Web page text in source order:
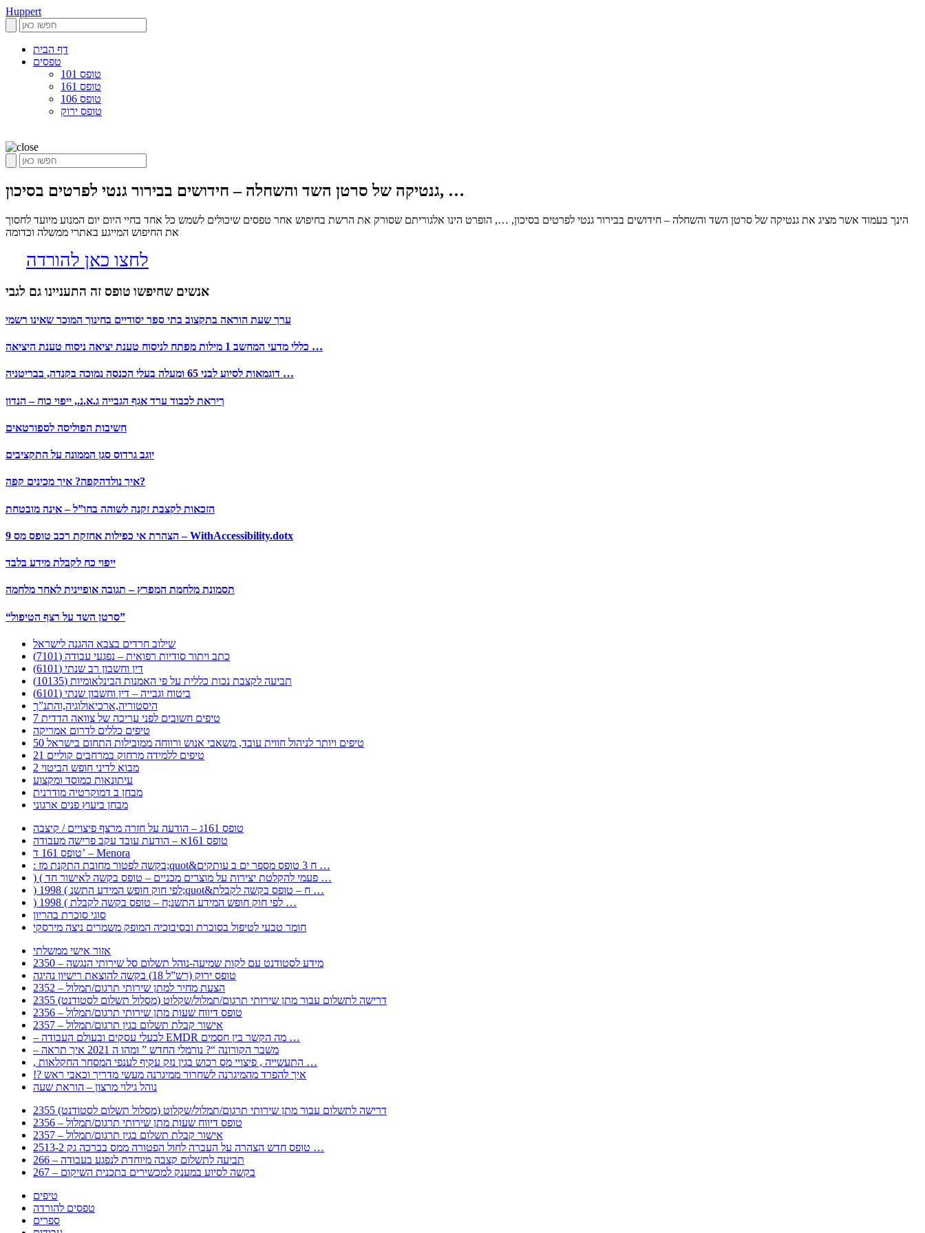
Huppert
דף הבית
טפסים
טופס 101
טופס 161
טופס 106
טופס ירוק
גנטיקה של סרטן השד והשחלה – חידושים בבירור גנטי לפרטים בסיכון, …
הינך בעמוד אשר מציג את גנטיקה של סרטן השד והשחלה – חידושים בבירור גנטי לפרטים בסיכון, …, הופרט הינו אלגוריתם שסורק את הרשת בחיפוש אחר טפסים שיכולים לשמש כל אחד בחיי היום יום המנוע מיועד לחסוך
את החיפוש המייגע באתרי ממשלה וכדומה
לחצו כאן להורדה
אנשים שחיפשו טופס זה התעניינו גם לגבי
ערך שעת הוראה בתקצוב בתי ספר יסודיים בחינוך המוכר שאינו רשמי
כללי מדעי המחשב 1 מילות מפתח לניסוח טענת יציאה ניסוח טענת היציאה …
דוגמאות לסיוע לבני 65 ומעלה בעלי הכנסה נמוכה בקנדה, בבריטניה …
ךיראת לכבוד ערד אגף הגבייה ג.א.נ., ייפוי כוח – הנדון
חשיבות הפוליסה לספורטאים
יוגב גרדוס סגן הממונה על התקציבים
איך נולדהקפה? איך מכינים קפה?
הזכאות לקצבת זקנה לשוהה בחו”ל – אינה מובטחת
הצהרת אי כפילות אחזקת רכב טופס מס 9 – WithAccessibility.dotx
ייפוי כח לקבלת מידע בלבד
תסמונת מלחמת המפרץ – תגובה אופיינית לאחר מלחמה
“סרטן השד על רצף הטיפול”
שילוב חרדים בצבא ההגנה לישראל
כתב ויתור סודיות רפואית – נפגעי עבודה (7101)
דין וחשבון רב שנתי (6101)
תביעה לקצבת נכות כללית על פי האמנות הבינלאומיות (10135)
ביטוח וגבייה – דין וחשבון שנתי (6101)
היסטוריה,ארכיאולוגיה,והתנ”ך
7 טיפים חשובים לפני עריכה של צוואה הדדית
טיפים כללים לדרום אמריקה
50 טיפים ויותר לניהול חווית עובד, משאבי אנוש ורווחה ממובילות התחום בישראל
21 טיפים ללמידה מרחוק במרחבים קוליים
מבוא לדיני חופש הביטוי 2
עיתונאות כמוסד ומקצוע
מבחן ב דמוקרטיה מודרנית
מבחן ביעוץ פנים ארגוני
טופס 161ג – הודעה על חזרה מרצף פיצויים / קיצבה
טופס 161א – הודעת עובד עקב פרישה מעבודה
טופס 161 ד’ – Menora
: בקשה לפטור מחובת התקנת מז;quot&ח 3 טופס מספר ים ב עותקים …
) ( פעמי להקלטת יצירות על מוצרים מכניים – טופס בקשה לאישור חד …
) 1998 ( לפי חוק חופש המידע התשנ;quot&ח – טופס בקשה לקבלת …
) 1998 ( לפי חוק חופש המידע התשנ;ח – טופס בקשה לקבלת …
סוגי סוכרת בהריון
חומר טבעי לטיפול בסוכרת ובסיבוכיה המופק משמרים ניצה מירסקי
אזור אישי ממשלתי
2350 – מידע לסטודנט עם לקות שמיעה-נוהל תשלום סל שירותי הנגשה
טופס ירוק (רש”ל 18) בקשה להוצאת רישיון נהיגה
2352 – הצעת מחיר למתן שירותי תרגום/תמלול
2355 דרישה לתשלום עבור מתן שירותי תרגום/תמלול/שקלוט (מסלול תשלום לסטודנט)
2356 – טופס דיווח שעות מתן שירותי תרגום/תמלול
2357 – אישור קבלת תשלום בגין תרגום/תמלול
– לבעלי עסקים ובעולם העבודה EMDR מה הקשר בין חסמים …
– משבר הקורונה “? נורמלי החדש ” ומהו ה 2021 איך תראה
, התעשייה , פיצויי מס רכוש בגין נזק עקיף לענפי המסחר החקלאות …
!? איך להפרד מהמיגרנה לשחרור ממיגרנה מעשי מדריך וכאבי ראש
נוהל גילוי מרצון – הוראת שעה
2355 דרישה לתשלום עבור מתן שירותי תרגום/תמלול/שקלוט (מסלול תשלום לסטודנט)
2356 – טופס דיווח שעות מתן שירותי תרגום/תמלול
2357 – אישור קבלת תשלום בגין תרגום/תמלול
2513-2 טופס חדש הצהרה על העברה לחול הפטורה ממס בברכה גק …
266 – תביעה לתשלום קצבה מיוחדת לנפגע בעבודה
267 – בקשה לסיוע במענק למכשירים בתכנית השיקום
טיפים
טפסים להורדה
ספרים